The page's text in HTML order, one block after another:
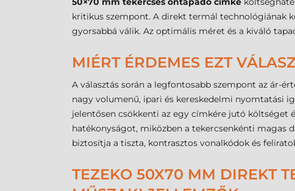
kritikus szempont. A direkt termál technológiának
gyorsabbá válik. Az optimális méret és a kiváló
MIÉRT ÉRDEMES EZT
A választás során a legfontosabb szempont az ár-
nagy volumenű, ipari és kereskedelmi nyomtatási
jelentősen csökkenti az egy címkére jutó költséget
hatékonyságot, miközben a tekercsenkénti magas
biztosítja a tiszta, kontrasztos vonalkódok és
TEZEKO 50X70 MM DIREKT